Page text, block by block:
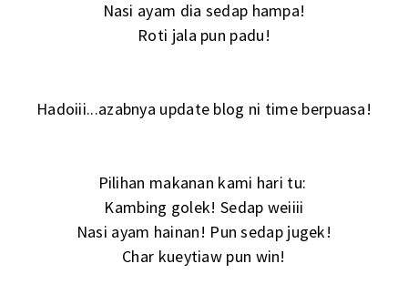
Nasi ayam dia sedap hampa!
Roti jala pun padu!
Hadoiii...azabnya update blog ni time berpuasa!
Pilihan makanan kami hari tu:
Kambing golek! Sedap weiiii
Nasi ayam hainan! Pun sedap jugek!
Char kueytiaw pun win!